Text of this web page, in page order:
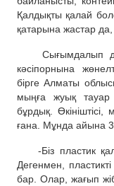
Қалдықты қалай
қатарына жастар
Сығымдалып
кәсіпорнына
бірге Алматы облы
мыңға жуық тауар
бұрдық.
ғана. Мұнда айына
-Біз пластик
Дегенмен,
бар. Олар, жағып